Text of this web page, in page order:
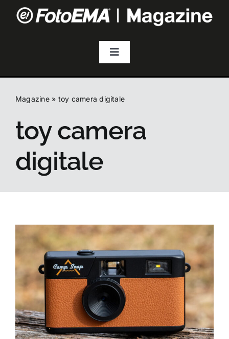
Toggle
Fotografia
Audio
La foto del mese
Guide
Cerca
per:
Magazine» toy camera digitale
toy camera
digitale